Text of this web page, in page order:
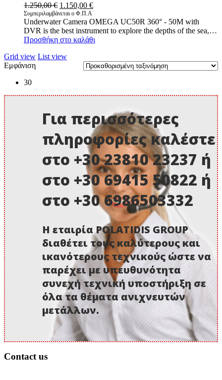
1.250,00€ Original
price
was:
1.250,00 €.
1.150,00 €Η
τιμή
είναι:
1.150,00 €.
Συμπεριλαμβάνεται ο Φ.Π.Α
Underwater Camera OMEGA UC50R 360° - 50M with
DVR is the best instrument to explore the depths of the sea,…
Προσθήκη στο καλάθι
Grid view List view
Εμφάνιση
30
Για περισσότερες
πληροφορίες καλέστε
στο +30 23810 23237 ή
στο +30 69415 50822 ή
στο +30 6986503332
Η εταιρία POLATIDIS GROUP
διαθέτει τους καλύτερους και
ικανότερους τεχνικούς ώστε να
παρέχει με υπευθυνότητα
συνεχή τεχνική υποστήριξη σε
όλα τα θέματα ανιχνευτών
μετάλλων.
Contact us